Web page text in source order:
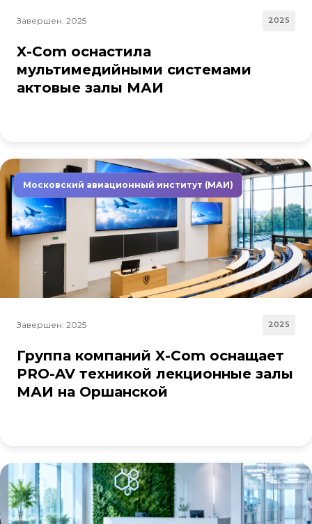
Завершен: 2025 2025
X-Com оснастила
мультимедийными системами
актовые залы МАИ
Московский авиационный институт (МАИ)
Завершен: 2025 2025
Группа компаний X-Com оснащает
PRO-AV техникой лекционные залы
МАИ на Оршанской